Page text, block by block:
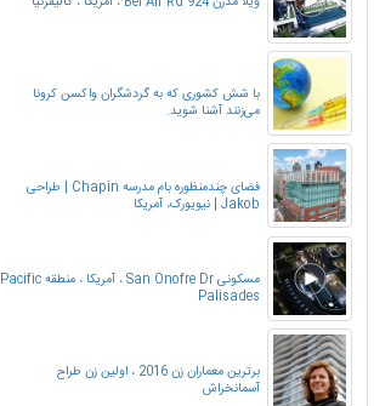
با شش کشوری که به گردشگران واکسن کرونا
می‌زنند آشنا شوید.
فضای چندمنظوره بام مدرسه Chapin | طراحی
Jakob | نیویورک، آمریکا
مسکونی San Onofre Dr ، آمریکا ، منطقه Pacific
Palisades
برترین معماران زن 2016 ، اولین زن طراح
آسمانخراش